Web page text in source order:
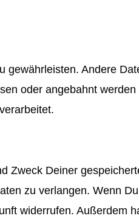
Andere
oder angebahnt
Zweck Deiner
zu verlangen. Wenn
widerrufen. Außerdem